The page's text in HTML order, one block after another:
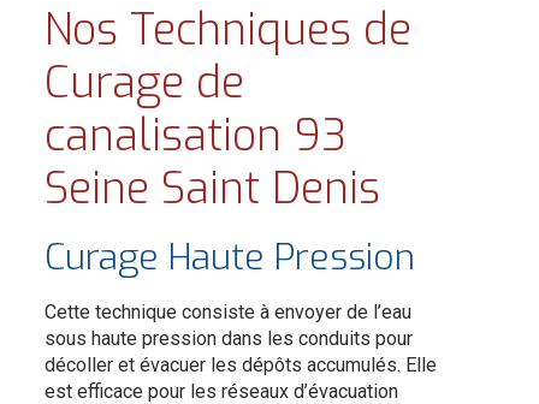
Nos Techniques de
Curage de
canalisation 93
Seine Saint Denis
Curage Haute Pression
Cette technique consiste à envoyer de l’eau
sous haute pression dans les conduits pour
décoller et évacuer les dépôts accumulés. Elle
est efficace pour les réseaux d’évacuation